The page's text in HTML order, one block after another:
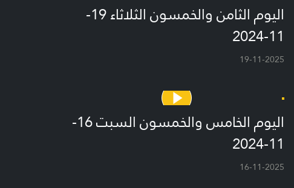
اليوم الثامن والخمسون الثلاثاء 19-
11-2024
19-11-2025
اليوم الخامس والخمسون السبت 16-
11-2024
16-11-2025